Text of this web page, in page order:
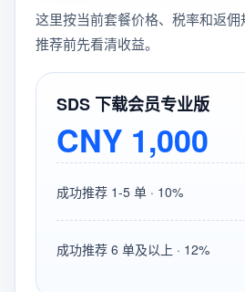
这里按当前套餐价格、税率和返
推荐前先看清收益。
SDS 下载会员专业版
CNY 1,000
成功推荐 1-5 单 · 10%
成功推荐 6 单及以上 · 12%